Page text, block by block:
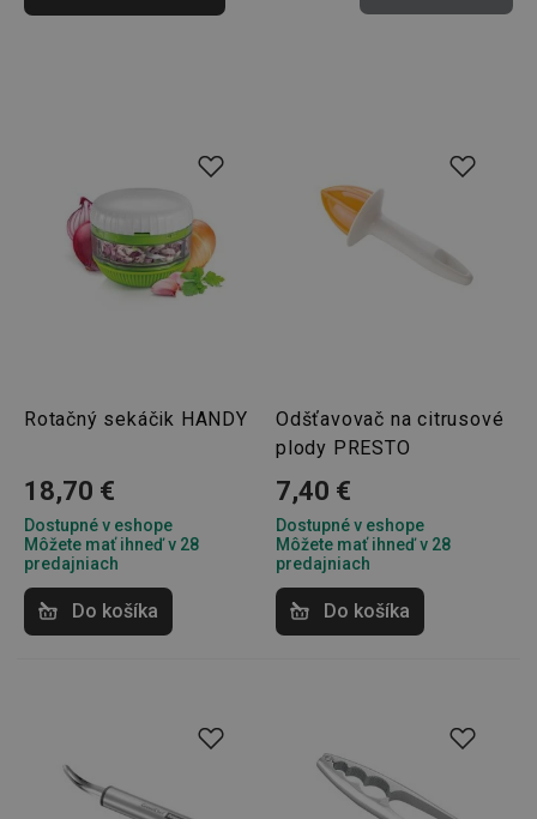
Rotačný sekáčik HANDY
18,70 €
Dostupné v eshope
Môžete mať ihneď v 28
predajniach
Do košíka
Odšťavovač na citrusové
plody PRESTO
7,40 €
Dostupné v eshope
Môžete mať ihneď v 28
predajniach
Do košíka